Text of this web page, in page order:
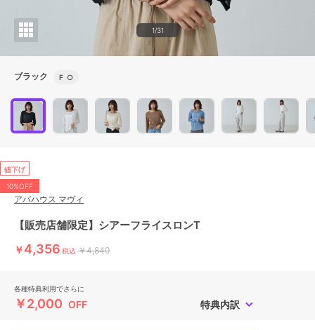
1/31
ブラック F ○
値下げ
10%OFF
アバハウス マヴィ
【販売店舗限定】シアーフライスロンT
￥4,356 税込 ￥4,840
各種特典利用でさらに
￥2,000 OFF 特典内訳